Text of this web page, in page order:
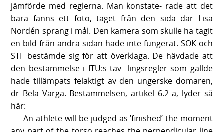
jämförde med reglerna. Man konstate- rade att det
bara fanns ett foto, taget från den sida där Lisa
Nordén sprang i mål. Den kamera som skulle ha tagit
en bild från andra sidan hade inte fungerat. SOK och
STF bestämde sig för att överklaga. De hävdade att
den bestämmelse i ITU:s täv- lingsregler som gällde
hade tillämpats felaktigt av den ungerske domaren,
dr Bela Varga. Bestämmelsen, artikel 6.2 a, lyder så
här:
An athlete will be judged as ’finished’ the moment